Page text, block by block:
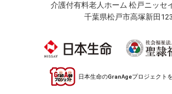
介護付有料老人ホーム 松戸ニッセ
千葉県松戸市高塚新田
日本生命のGranAgeプロジェクト